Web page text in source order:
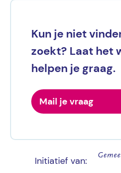
Kun je niet
zoekt? Laat het
helpen je graag.
Mail je vraag
Initiatief van: